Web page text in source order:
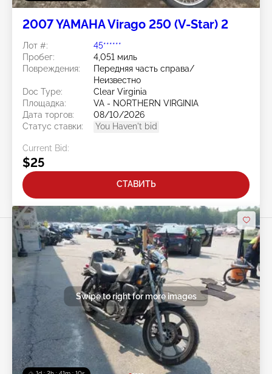
2007 YAMAHA Virago 250 (V-Star) 2
Лот #:
45******
Пробег:
4,051 миль
Повреждения:
Передняя часть справа/
Неизвестно
Doc Type:
Clear Virginia
Площадка:
VA - NORTHERN VIRGINIA
Дата торгов:
08/10/2026
Статус ставки:
You Haven't bid
Current Bid:
$25
СТАВИТЬ
Swipe to right for more images